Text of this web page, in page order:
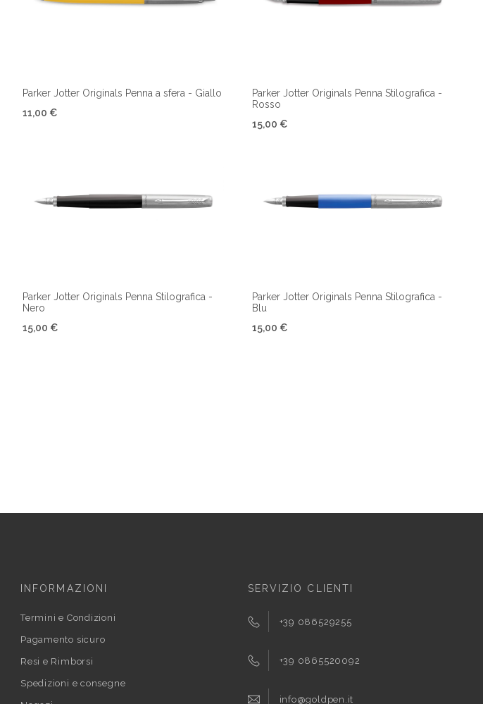
Parker Jotter Originals Penna a sfera - Giallo
11,00 €
Parker Jotter Originals Penna Stilografica -
Rosso
15,00 €
Parker Jotter Originals Penna Stilografica -
Nero
15,00 €
Parker Jotter Originals Penna Stilografica -
Blu
15,00 €
INFORMAZIONI
Termini e Condizioni
Pagamento sicuro
Resi e Rimborsi
Spedizioni e consegne
SERVIZIO CLIENTI
+39 086529255
+39 0865520092
info@goldpen.it